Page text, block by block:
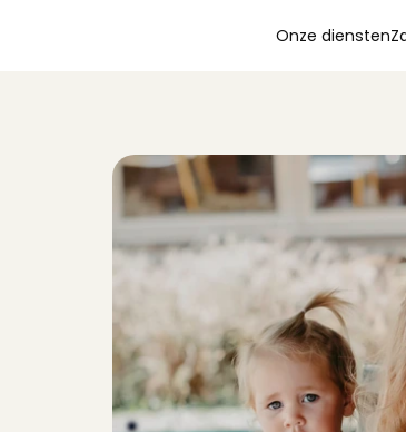
Onze diensten